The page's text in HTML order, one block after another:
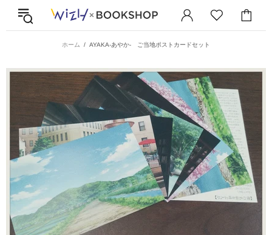
ホーム AYAKA-あやか- ご当地ポストカードセット